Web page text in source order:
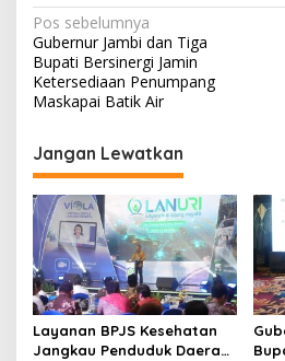
N
a
v
i
g
a
s
i
p
o
s
Pos sebelumnya
Gubernur Jambi dan Tiga
Bupati Bersinergi Jamin
Ketersediaan Penumpang
Maskapai Batik Air
Jangan Lewatkan
Layanan BPJS Kesehatan
Jangkau Penduduk Daerah